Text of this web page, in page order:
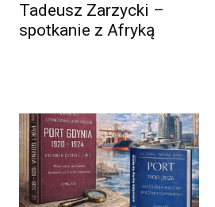
Tadeusz Zarzycki –
spotkanie z Afryką